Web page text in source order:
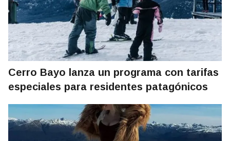
Cerro Bayo lanza un programa con tarifas
especiales para residentes patagónicos